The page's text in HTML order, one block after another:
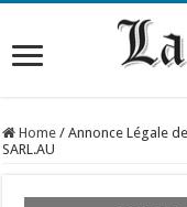
Home / Annonce Légale
SARL.AU